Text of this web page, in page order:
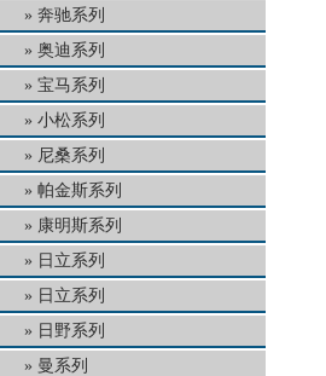
奔驰系列
奥迪系列
宝马系列
小松系列
尼桑系列
帕金斯系列
康明斯系列
日立系列
日立系列
日野系列
曼系列